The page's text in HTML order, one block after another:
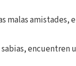
malas amistades,
encuentren